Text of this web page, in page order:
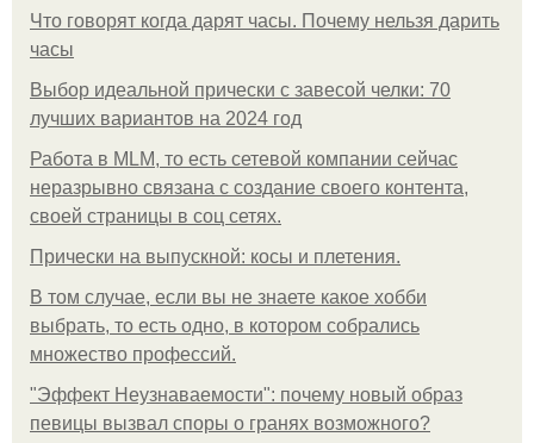
Что говорят когда дарят часы. Почему нельзя дарить
часы
Выбор идеальной прически с завесой челки: 70
лучших вариантов на 2024 год
Работа в MLM, то есть сетевой компании сейчас
неразрывно связана с создание своего контента,
своей страницы в соц сетях.
Прически на выпускной: косы и плетения.
В том случае, если вы не знаете какое хобби
выбрать, то есть одно, в котором собрались
множество профессий.
"Эффект Неузнаваемости": почему новый образ
певицы вызвал споры о гранях возможного?